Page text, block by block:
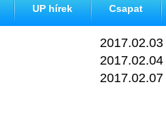
UP hírek Csapat
2017.02.03
2017.02.04
2017.02.07